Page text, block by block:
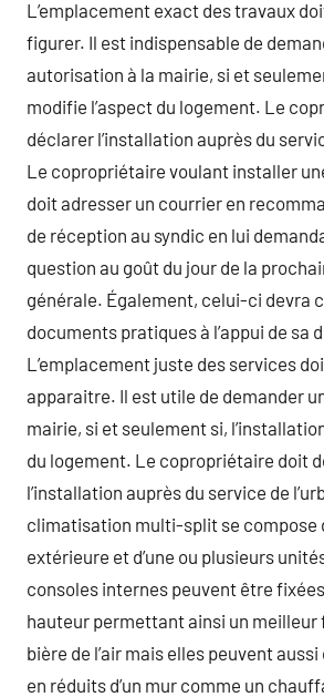
L’emplacement exact des travaux
figurer. Il est indispensable de
autorisation à la mairie, si et
modifie l’aspect du logement. Le
déclarer l’installation auprès du
Le copropriétaire voulant installer
doit adresser un courrier en
de réception au syndic en lui
question au goût du jour de la
générale. Également, celui-ci devra
documents pratiques à l’appui de sa
L’emplacement juste des services
apparaitre. Il est utile de demander
mairie, si et seulement si,
du logement. Le copropriétaire doit
l’installation auprès du service de
climatisation multi-split se compose
extérieure et d’une ou plusieurs
consoles internes peuvent être
hauteur permettant ainsi un meilleur
bière de l’air mais elles peuvent
en réduits d’un mur comme un